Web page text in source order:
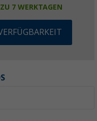
7 WERKTAGEN